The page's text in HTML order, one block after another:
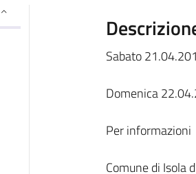
Sabato
Domenica
Per informazioni
Comune di Isola